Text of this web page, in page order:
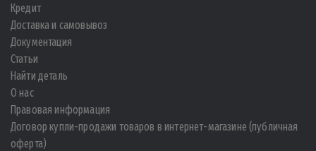
Кредит
Доставка и самовывоз
Документация
Статьи
Найти деталь
О нас
Правовая информация
Договор купли-продажи товаров в интернет-магазине (публичная
оферта)